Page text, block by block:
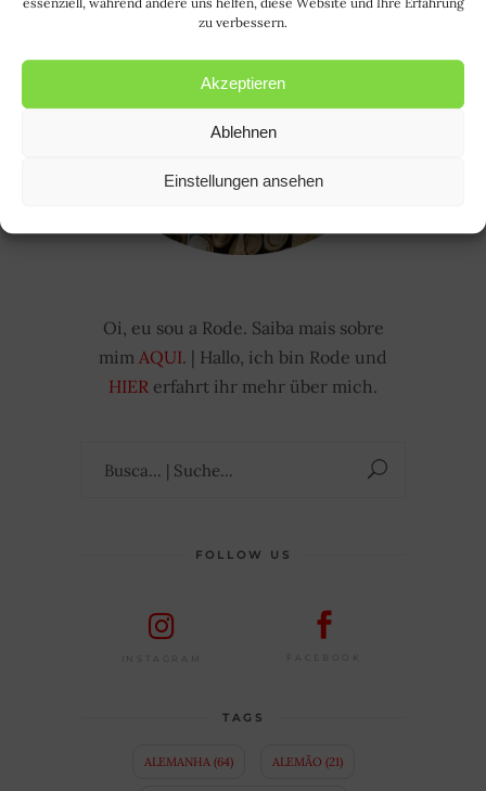
zu verbessern.
Akzeptieren
Ablehnen
Einstellungen ansehen
Oi, eu sou a Rode. Saiba mais sobre
mim AQUI. | Hallo, ich bin Rode und
HIER erfahrt ihr mehr über mich.
FOLLOW US
INSTAGRAM FACEBOOK
TAGS
ALEMANHA (64) ALEMÃO (21)